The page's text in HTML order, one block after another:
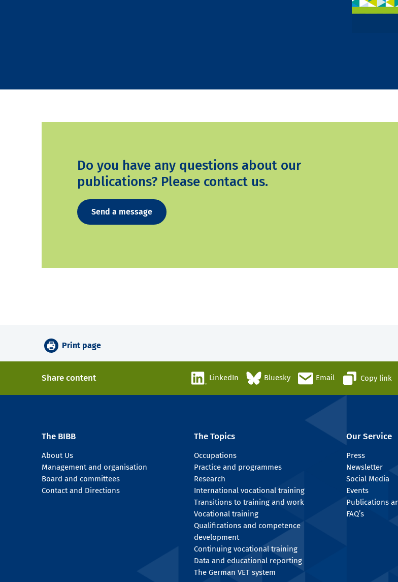
Do you have any questions about our
publications? Please contact us.
Send a message
Print page
Share content LinkedIn Bluesky Email Copy link
The BIBB
About Us
Management and organisation
Board and committees
Contact and Directions
The Topics
Occupations
Practice and programmes
Research
International vocational training
Transitions to training and work
Vocational training
Qualifications and competence
development
Continuing vocational training
Data and educational reporting
The German VET system
Our Service
Press
Newsletter
Social Media
Events
Publications
FAQ’s